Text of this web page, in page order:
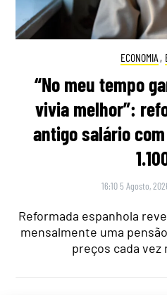
ECONOMIA ,
“No meu tempo
vivia melhor”:
antigo salário
16:10 5 Agosto,
Reformada espanhola
mensalmente uma
preços cada vez